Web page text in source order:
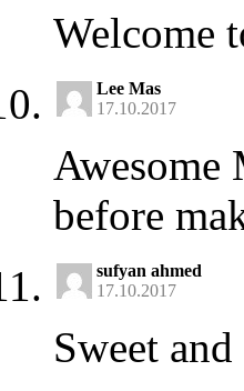
Welcome
Lee Mas
17.10.2017
Awesome
before
sufyan ahmed
17.10.2017
Sweet